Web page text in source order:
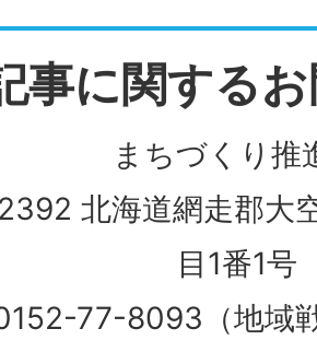
事に関する
まちづくり推
北海道網走郡大
目1番1号
77-8093（地域